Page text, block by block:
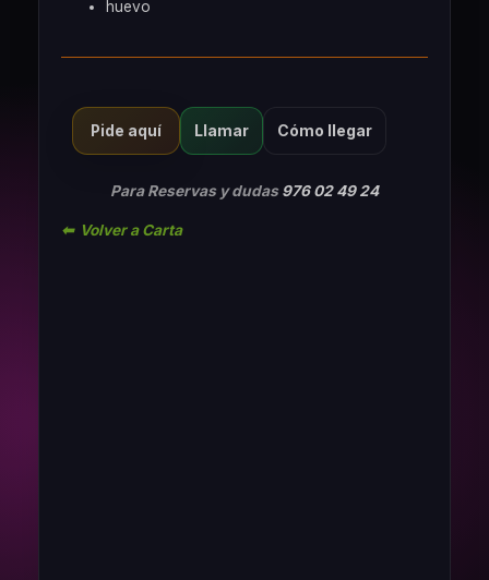
huevo
Pide aquí Llamar Cómo llegar
Para Reservas y dudas 976 02 49 24
⬅ Volver a Carta